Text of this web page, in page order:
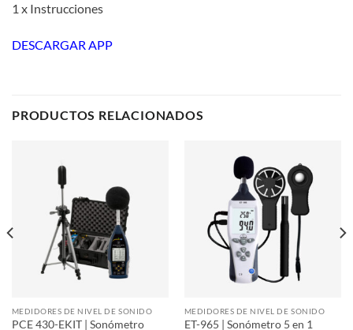
1 x Instrucciones
DESCARGAR APP
PRODUCTOS RELACIONADOS
MEDIDORES DE NIVEL DE SONIDO
PCE 430-EKIT | Sonómetro
MEDIDORES DE NIVEL DE SONIDO
ET-965 | Sonómetro 5 en 1